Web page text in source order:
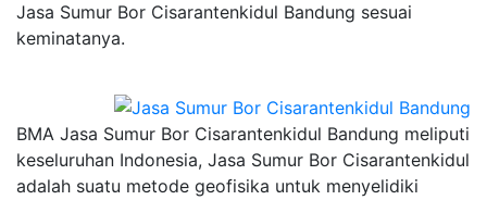
Jasa Sumur Bor Cisarantenkidul Bandung sesuai
keminatanya.
BMA Jasa Sumur Bor Cisarantenkidul Bandung meliputi
keseluruhan Indonesia, Jasa Sumur Bor Cisarantenkidul
adalah suatu metode geofisika untuk menyelidiki